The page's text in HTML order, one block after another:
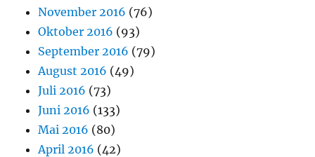
November 2016 (76)
Oktober 2016 (93)
September 2016 (79)
August 2016 (49)
Juli 2016 (73)
Juni 2016 (133)
Mai 2016 (80)
April 2016 (42)